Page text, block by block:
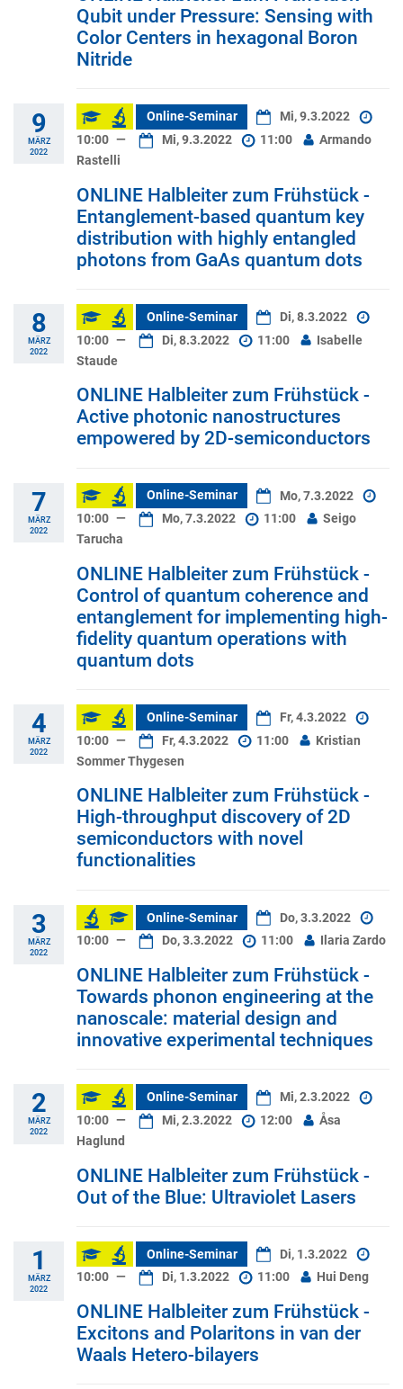
Qubit under Pressure: Sensing with
Color Centers in hexagonal Boron
Nitride
9
MÄRZ
2022
Online-Seminar
Mi, 9.3.2022
10:00 — Mi, 9.3.2022 11:00
Armando
Rastelli
ONLINE Halbleiter zum Frühstück -
Entanglement-based quantum key
distribution with highly entangled
photons from GaAs quantum dots
8
MÄRZ
2022
Online-Seminar
Di, 8.3.2022
10:00 — Di, 8.3.2022 11:00
Isabelle
Staude
ONLINE Halbleiter zum Frühstück -
Active photonic nanostructures
empowered by 2D-semiconductors
7
MÄRZ
2022
Online-Seminar
Mo, 7.3.2022
10:00 — Mo, 7.3.2022 11:00
Seigo
Tarucha
ONLINE Halbleiter zum Frühstück -
Control of quantum coherence and
entanglement for implementing high-
fidelity quantum operations with
quantum dots
4
MÄRZ
2022
Online-Seminar
Fr, 4.3.2022
10:00 — Fr, 4.3.2022 11:00
Kristian
Sommer Thygesen
ONLINE Halbleiter zum Frühstück -
High-throughput discovery of 2D
semiconductors with novel
functionalities
3
MÄRZ
2022
Online-Seminar
Do, 3.3.2022
10:00 — Do, 3.3.2022 11:00 Ilaria Zardo
ONLINE Halbleiter zum Frühstück -
Towards phonon engineering at the
nanoscale: material design and
innovative experimental techniques
2
MÄRZ
2022
Online-Seminar
Mi, 2.3.2022
10:00 — Mi, 2.3.2022 12:00
Åsa
Haglund
ONLINE Halbleiter zum Frühstück -
Out of the Blue: Ultraviolet Lasers
1
MÄRZ
2022
Online-Seminar
Di, 1.3.2022
10:00 — Di, 1.3.2022 11:00 Hui Deng
ONLINE Halbleiter zum Frühstück -
Excitons and Polaritons in van der
Waals Hetero-bilayers